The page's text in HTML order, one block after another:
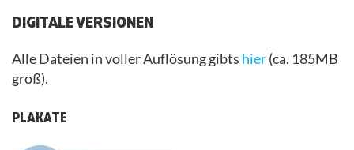
DIGITALE VERSIONEN
Alle Dateien in voller Auflösung gibts hier(ca. 185MB
groß).
PLAKATE